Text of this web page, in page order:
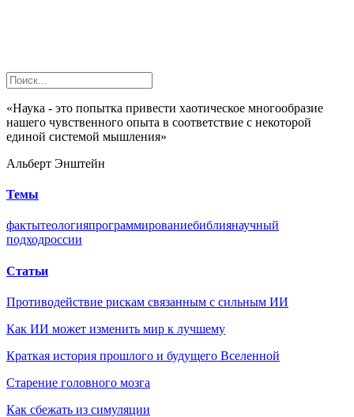
«Наука - это попытка привести хаотическое многообразие
нашего чувственного опыта в соответствие с некоторой
единой системой мышления»
Альберт Энштейн
Темы
фактытеологияпрограммированиебиблиянаучный
подходроссии
Статьи
Противодействие рискам связанным с сильным ИИ
Как ИИ может изменить мир к лучшему
Краткая история прошлого и будущего Вселенной
Старение головного мозга
Как сбежать из симуляции